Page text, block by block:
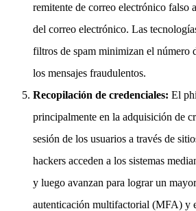
remitente de correo electrónico falso
del correo electrónico. Las
filtros de spam minimizan el número
los mensajes fraudulentos.
Recopilación de credenciales: El
principalmente en la adquisición de
sesión de los usuarios a través de
hackers acceden a los sistemas
y luego avanzan para lograr un
autenticación multifactorial (MFA) y